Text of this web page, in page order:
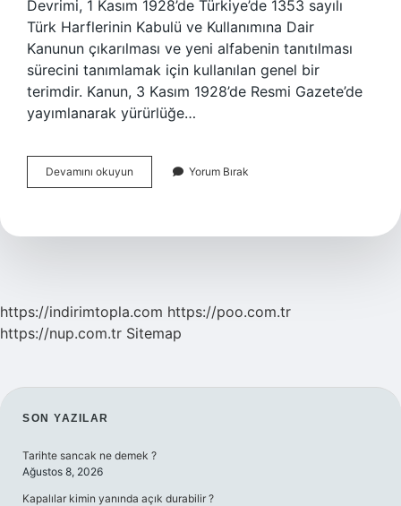
Devrimi, 1 Kasım 1928’de Türkiye’de 1353 sayılı
Türk Harflerinin Kabulü ve Kullanımına Dair
Kanunun çıkarılması ve yeni alfabenin tanıtılması
sürecini tanımlamak için kullanılan genel bir
terimdir. Kanun, 3 Kasım 1928’de Resmi Gazete’de
yayımlanarak yürürlüğe…
Devamını okuyun Osmanlıcayı
Kim
Yorum Bırak
https://indirimtopla.com https://poo.com.tr
https://nup.com.tr Sitemap
SIDEBAR
SON YAZILAR
Tarihte sancak ne demek ?
Ağustos 8, 2026
Kapalılar kimin yanında açık durabilir ?